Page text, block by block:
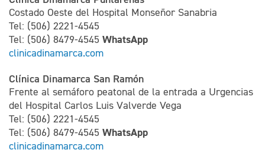
Costado Oeste del Hospital Monseñor Sanabria
Tel: (506) 2221-4545
Tel: (506) 8479-4545 WhatsApp
clinicadinamarca.com
Clínica Dinamarca San Ramón
Frente al semáforo peatonal de la entrada a Urgencias
del Hospital Carlos Luis Valverde Vega
Tel: (506) 2221-4545
Tel: (506) 8479-4545 WhatsApp
clinicadinamarca.com